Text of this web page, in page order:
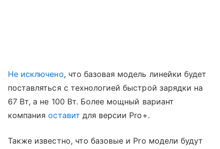
Не исключено, что базовая модель линейки будет
поставляться с технологией быстрой зарядки на
67 Вт, а не 100 Вт. Более мощный вариант
компанияоставит для версии Pro+.
Также известно, что базовые и Pro модели будут